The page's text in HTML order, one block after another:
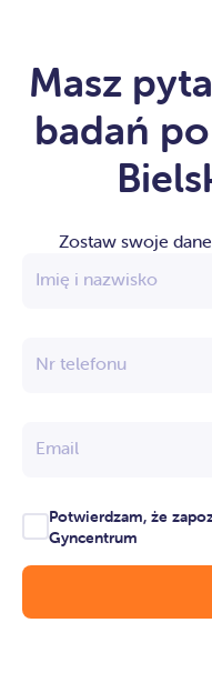
Masz
badań
Zostaw swoje
Imię i nazwisko
Nr telefonu
Email
Potwierdzam, że
Gyncentrum